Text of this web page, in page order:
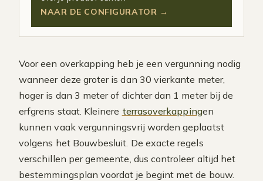
NAAR DE CONFIGURATOR →
Voor een overkapping heb je een vergunning nodig
wanneer deze groter is dan 30 vierkante meter,
hoger is dan 3 meter of dichter dan 1 meter bij de
erfgrens staat. Kleinere terrasoverkappingen
kunnen vaak vergunningsvrij worden geplaatst
volgens het Bouwbesluit. De exacte regels
verschillen per gemeente, dus controleer altijd het
bestemmingsplan voordat je begint met de bouw.